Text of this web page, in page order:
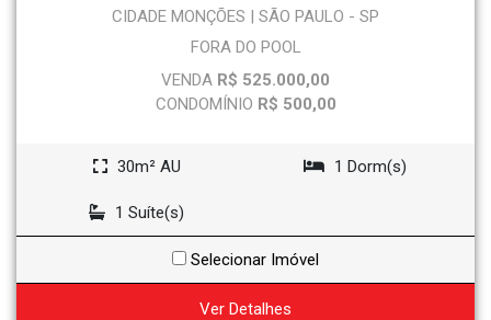
CIDADE MONÇÕES | SÃO PAULO - SP
FORA DO POOL
VENDA R$ 525.000,00
CONDOMÍNIO R$ 500,00
30m² AU 1 Dorm(s)
1 Suíte(s)
Selecionar Imóvel
Ver Detalhes